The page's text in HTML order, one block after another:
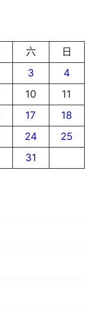
六
日
3
4
10
11
17
18
24
25
31